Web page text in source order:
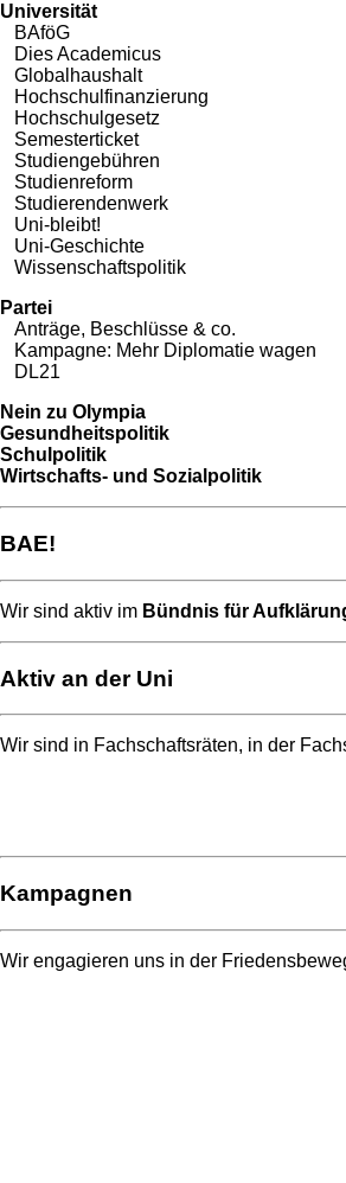
Universität
BAföG
Dies Academicus
Globalhaushalt
Hochschulfinanzierung
Hochschulgesetz
Semesterticket
Studiengebühren
Studienreform
Studierendenwerk
Uni-bleibt!
Uni-Geschichte
Wissenschaftspolitik
Partei
Anträge, Beschlüsse & co.
Kampagne: Mehr Diplomatie wagen
DL21
Nein zu Olympia
Gesundheitspolitik
Schulpolitik
Wirtschafts- und Sozialpolitik
BAE!
Wir sind aktiv im Bündnis für
Aktiv an der Uni
Wir sind in Fachschaftsräten, in der
Kampagnen
Wir engagieren uns in der